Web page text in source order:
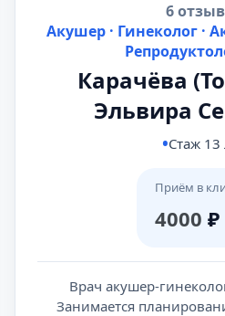
6
Акушер · Гинеколог ·
Карачёва
Эльвира
Стаж 13
Приём в
4000 ₽
Врач акушер-
Занимается